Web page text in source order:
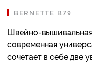
BERNETTE B79
Швейно-
современная
сочетает в себе две